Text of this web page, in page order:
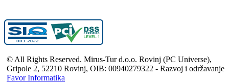
© All Rights Reserved. Mirus-Tur d.o.o. Rovinj (PC Universe),
Gripole 2, 52210 Rovinj, OIB: 00940279322 - Razvoj i održavanje
Favor Informatika